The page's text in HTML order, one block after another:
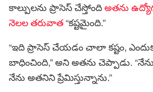
కాల్పులను ప్రాసెస్ చేస్తోందిఅతను
నెలల తరువాత“కష్టమైంది.”
“ఇది ప్రాసెస్ చేయడం చాలా కష్టం,
బాధించింది,” అని అతను చెప్పాడు. “నేను
నేను అతనిని ప్రేమిస్తున్నాను.”